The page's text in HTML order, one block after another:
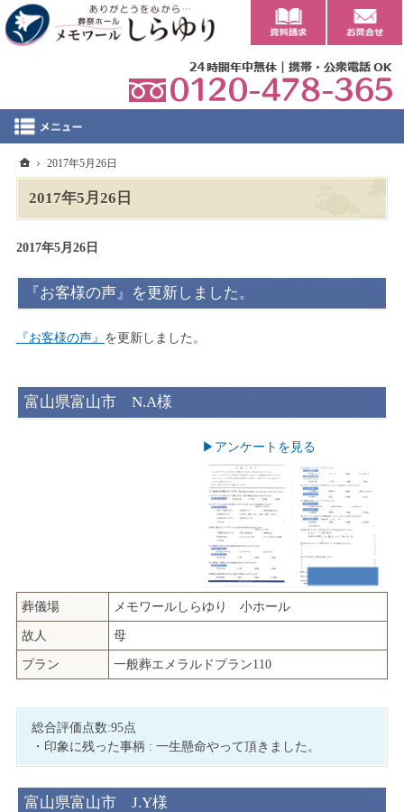
2017年5月26日
2017年5月26日
『お客様の声』を更新しました。
『お客様の声』 を更新しました。
富山県富山市 N.A様
▶︎アンケートを見る
葬儀場 メモワールしらゆり 小ホール
故人 母
プラン 一般葬エメラルドプラン110
総合評価点数:95点
・印象に残った事柄 : 一生懸命やって頂きました。
富山県富山市 J.Y様
ホーム
2017年5月26日